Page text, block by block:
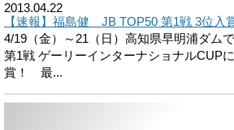
2013.04.22
【速報】福島健 JB TOP50 第1戦 3位入
4/19（金）～21（日）高知県早明浦ダム
第1戦 ゲーリーインターナショナルCUP
賞！ 最...